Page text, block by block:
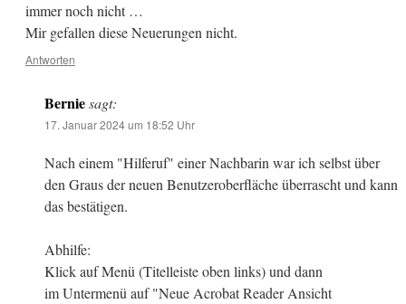
immer noch nicht …
Mir gefallen diese Neuerungen nicht.
Antworten
Bernie sagt:
17. Januar 2024 um 18:52 Uhr
Nach einem "Hilferuf" einer Nachbarin war ich selbst über
den Graus der neuen Benutzeroberfläche überrascht und kann
das bestätigen.
Abhilfe:
Klick auf Menü (Titelleiste oben links) und dann
im Untermenü auf "Neue Acrobat Reader Ansicht